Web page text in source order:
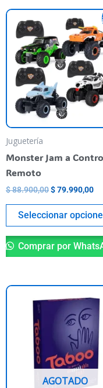
Juguetería
Monster Jam a
Remoto
$88.900,00
El
precio
original
era:
$ 88.900,00.
$79.990,00
El
$
Seleccionar
Comprar por
AGOTADO